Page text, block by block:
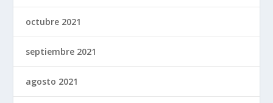
octubre 2021
septiembre 2021
agosto 2021